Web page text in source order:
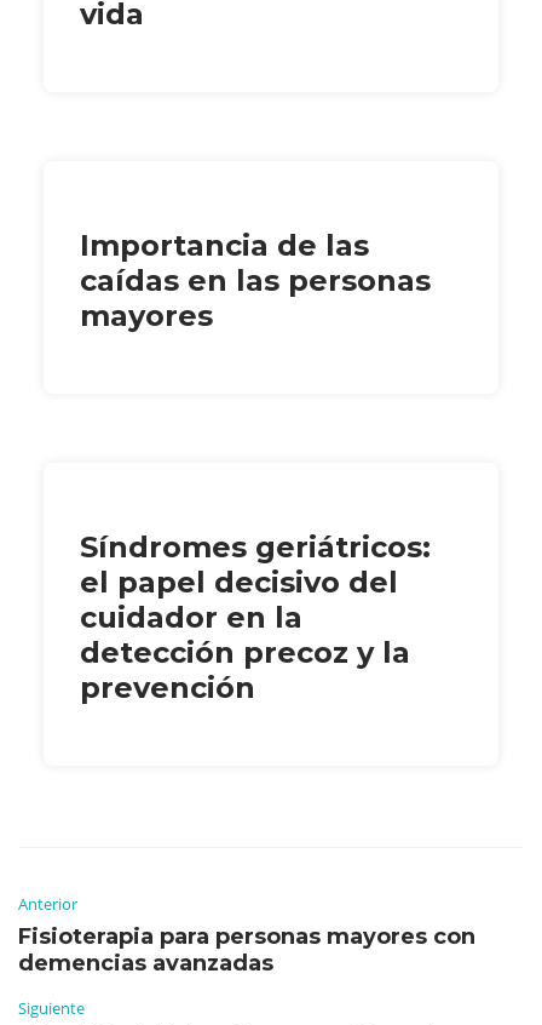
vida
Importancia de las
caídas en las personas
mayores
Síndromes geriátricos:
el papel decisivo del
cuidador en la
detección precoz y la
prevención
Anterior
Fisioterapia para personas mayores con
demencias avanzadas
Siguiente